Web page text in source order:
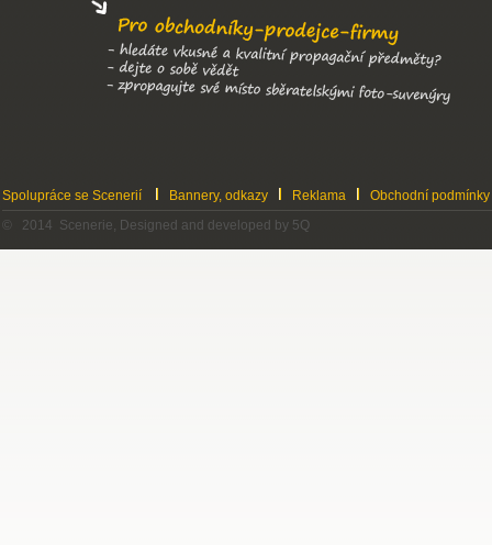
Spolupráce se Scenerií Bannery, odkazy Reklama
Obchodní podmínky
© 2014 Scenerie, Designed and developed by 5Q